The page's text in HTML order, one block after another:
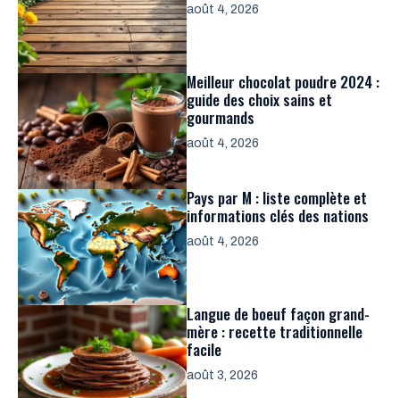
août 4, 2026
Meilleur chocolat poudre 2024 :
guide des choix sains et
gourmands
août 4, 2026
Pays par M : liste complète et
informations clés des nations
août 4, 2026
Langue de boeuf façon grand-
mère : recette traditionnelle
facile
août 3, 2026